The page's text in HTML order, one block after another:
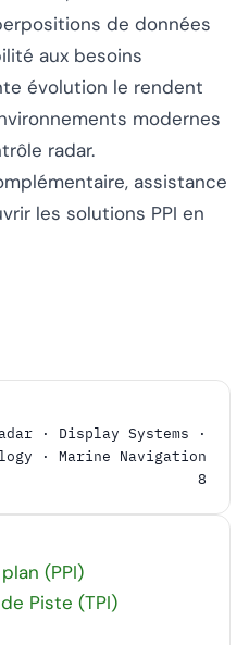
de données
aux besoins
évolution le rendent
modernes
radar.
assistance
les solutions PPI en
· Display Systems ·
· Marine Navigation
8
(PPI)
Piste (TPI)